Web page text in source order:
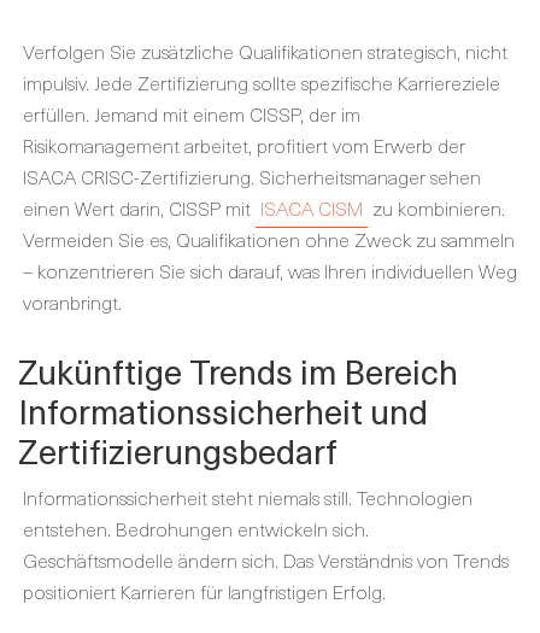
Verfolgen Sie zusätzliche Qualifikationen strategisch, nicht
impulsiv. Jede Zertifizierung sollte spezifische Karriereziele
erfüllen. Jemand mit einem CISSP, der im
Risikomanagement arbeitet, profitiert vom Erwerb der
ISACA CRISC-Zertifizierung. Sicherheitsmanager sehen
einen Wert darin, CISSP mit ISACA CISM zu kombinieren.
Vermeiden Sie es, Qualifikationen ohne Zweck zu sammeln
– konzentrieren Sie sich darauf, was Ihren individuellen Weg
voranbringt.
Zukünftige Trends im Bereich
Informationssicherheit und
Zertifizierungsbedarf
Informationssicherheit steht niemals still. Technologien
entstehen. Bedrohungen entwickeln sich.
Geschäftsmodelle ändern sich. Das Verständnis von Trends
positioniert Karrieren für langfristigen Erfolg.